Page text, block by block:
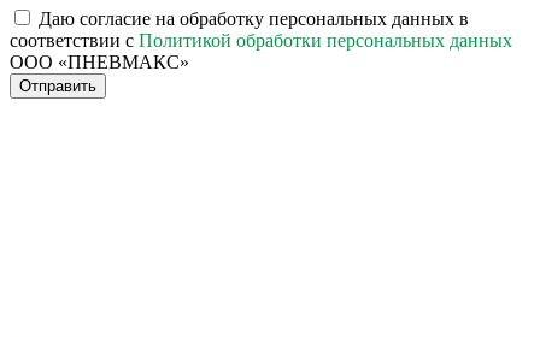
Даю согласие на обработку персональных данных в
соответствии с Политикой обработки персональных данных
ООО «ПНЕВМАКС»
Отправить